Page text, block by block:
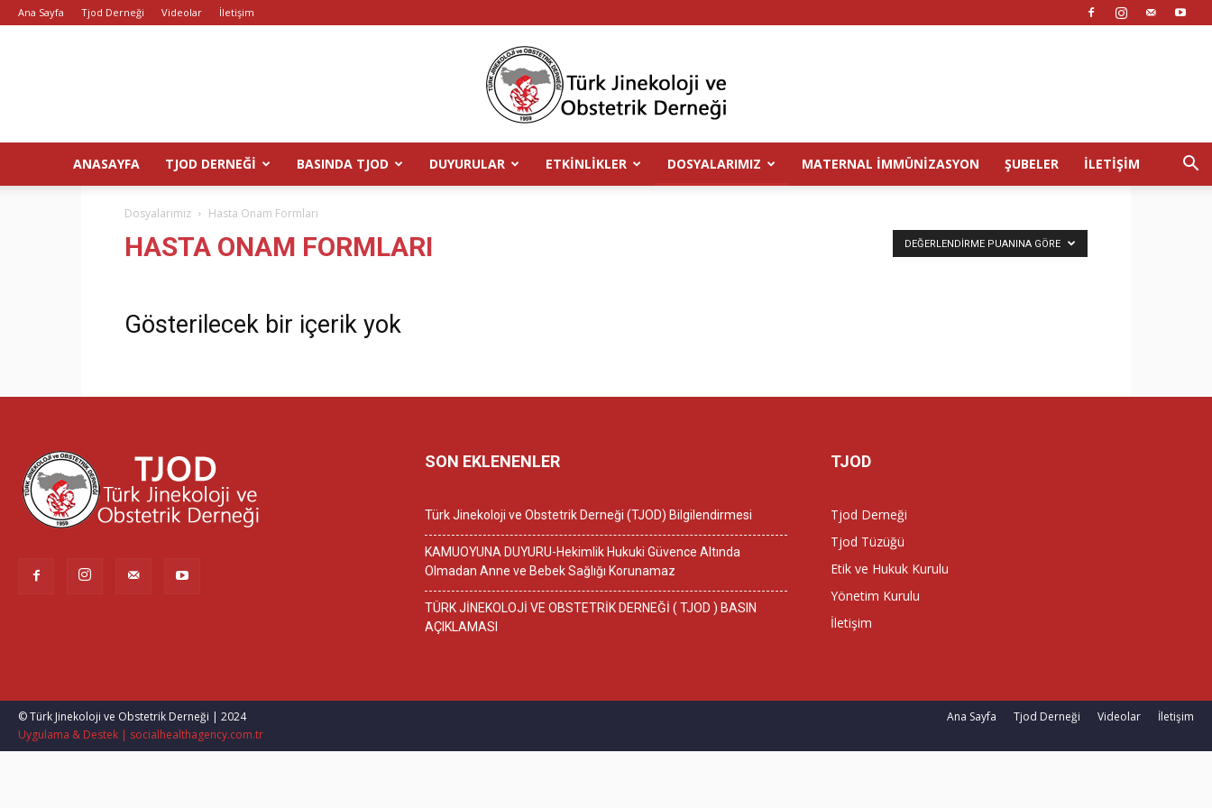
Ana Sayfa Tjod Derneği Videolar İletişim
TJOD
ANASAYFA TJOD DERNEĞI BASINDA TJOD DUYURULAR ETKINLIKLER DOSYALARIMIZ MATERNAL İMMÜNIZASYON ŞUBELER İLETIŞIM
Dosyalarımız Hasta Onam Formları
HASTA ONAM FORMLARI DEĞERLENDIRME PUANINA GÖRE
Gösterilecek bir içerik yok
SON EKLENENLER
Türk Jinekoloji ve Obstetrik Derneği (TJOD) Bilgilendirmesi
KAMUOYUNA DUYURU-Hekimlik Hukuki Güvence Altında
Olmadan Anne ve Bebek Sağlığı Korunamaz
TÜRK JİNEKOLOJİ VE OBSTETRİK DERNEĞİ ( TJOD ) BASIN
AÇIKLAMASI
TJOD
Tjod Derneği
Tjod Tüzüğü
Etik ve Hukuk Kurulu
Yönetim Kurulu
İletişim
Ana Sayfa Tjod Derneği Videolar İletişim
© Türk Jinekoloji ve Obstetrik Derneği | 2024
Uygulama & Destek | socialhealthagency.com.tr